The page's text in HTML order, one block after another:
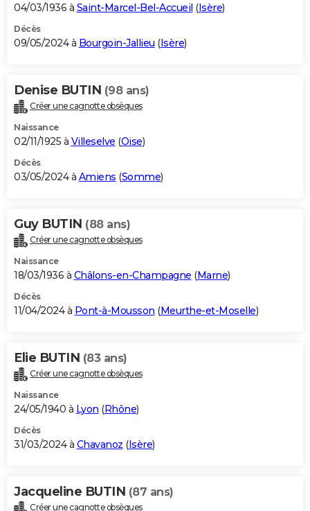
04/03/1936 à Saint-Marcel-Bel-Accueil (Isère)
Décès
09/05/2024 à Bourgoin-Jallieu (Isère)
Denise BUTIN (98 ans)
Créer une cagnotte obsèques
Naissance
02/11/1925 à Villeselve (Oise)
Décès
03/05/2024 à Amiens (Somme)
Guy BUTIN (88 ans)
Créer une cagnotte obsèques
Naissance
18/03/1936 à Châlons-en-Champagne (Marne)
Décès
11/04/2024 à Pont-à-Mousson (Meurthe-et-Moselle)
Elie BUTIN (83 ans)
Créer une cagnotte obsèques
Naissance
24/05/1940 à Lyon (Rhône)
Décès
31/03/2024 à Chavanoz (Isère)
Jacqueline BUTIN (87 ans)
Créer une cagnotte obsèques